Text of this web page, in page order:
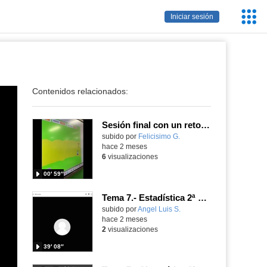
Iniciar sesión
Contenidos relacionados:
Sesión final con un reto de la carrera de Atalanta, programando con Scratch
Contenido educativo.
subido por Felicisimo G.
00′ 59″
hace 2 meses
6visualizaciones
Tema 7.- Estadística 2ª Sesión 21-05-2026
Contenido educativo.
subido porAngel Luis S.
39′ 08″
hace 2 meses
2 visualizaciones